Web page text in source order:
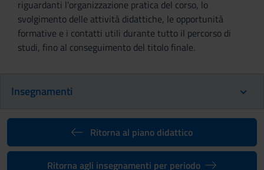
riguardanti l'organizzazione pratica del corso, lo
svolgimento delle attività didattiche, le opportunità
formative e i contatti utili durante tutto il percorso di
studi, fino al conseguimento del titolo finale.
Insegnamenti
Ritorna al piano didattico
Ritorna agli insegnamenti per periodo